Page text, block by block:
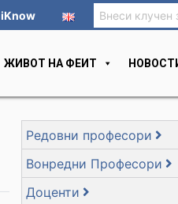
iKnow
ЖИВОТ НА ФЕИТ
Редовни професори
Вонредни Професори
Доценти